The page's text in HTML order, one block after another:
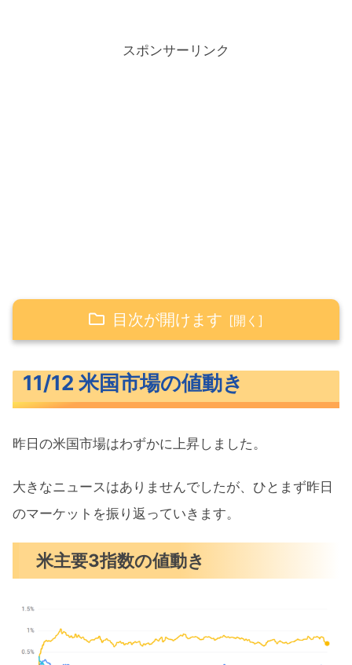
スポンサーリンク
目次が開けます
米主要3指数の値動き
S&P500ヒートマップ
セクター別パフォーマンス
S&P500チャート分析
米国市場のトピックス
史上最長の政府閉鎖は後遺症を残す
能性も
11/12 米国市場の値動き
昨日の米国市場はわずかに上昇しました。
大きなニュースはありませんでしたが、ひとまず昨日
のマーケットを振り返っていきます。
米主要3指数の値動き